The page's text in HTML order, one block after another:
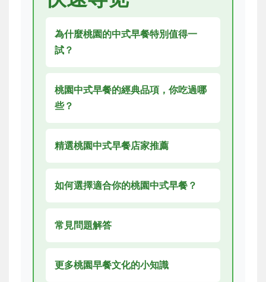
為什麼桃園的中式早餐特別值得一
試？
桃園中式早餐的經典品項，你吃過哪
些？
精選桃園中式早餐店家推薦
如何選擇適合你的桃園中式早餐？
常見問題解答
更多桃園早餐文化的小知識